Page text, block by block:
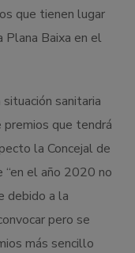
que tienen lugar
Plana Baixa en el
sanitaria
que tendrá
la Concejal de
“en el año 2020 no
debido a la
pero se
más sencillo